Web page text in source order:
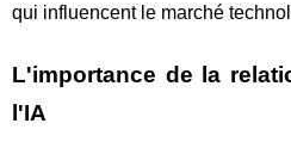
qui influencent le marché
L'importance de la
l'IA